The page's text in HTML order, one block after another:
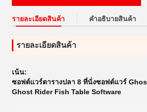
รายละเอียดสินค้า คําอธิบายสินค้า
รายละเอียดสินค้า
เน้น:
ซอฟต์แวร์ตารางปลา 8 ที่นั่งซอฟต์แวร์
Ghost Rider Fish Table Software